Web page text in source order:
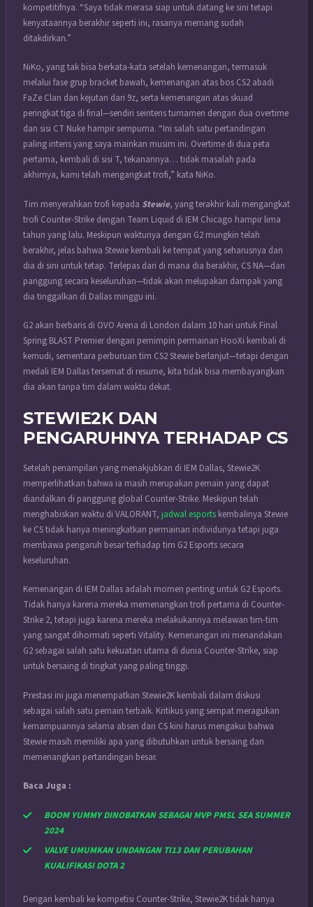
kompetitifnya. “Saya tidak merasa siap untuk datang ke sini tetapi
kenyataannya berakhir seperti ini, rasanya memang sudah
ditakdirkan.”
NiKo, yang tak bisa berkata-kata setelah kemenangan, termasuk
melalui fase grup bracket bawah, kemenangan atas bos CS2 abadi
FaZe Clan dan kejutan dari 9z, serta kemenangan atas skuad
peringkat tiga di final—sendiri seintens turnamen dengan dua overtime
dan sisi CT Nuke hampir sempurna. “Ini salah satu pertandingan
paling intens yang saya mainkan musim ini. Overtime di dua peta
pertama, kembali di sisi T, tekanannya… tidak masalah pada
akhirnya, kami telah mengangkat trofi,” kata NiKo.
Tim menyerahkan trofi kepada Stewie, yang terakhir kali mengangkat
trofi Counter-Strike dengan Team Liquid di IEM Chicago hampir lima
tahun yang lalu. Meskipun waktunya dengan G2 mungkin telah
berakhir, jelas bahwa Stewie kembali ke tempat yang seharusnya dan
dia di sini untuk tetap. Terlepas dari di mana dia berakhir, CS NA—dan
panggung secara keseluruhan—tidak akan melupakan dampak yang
dia tinggalkan di Dallas minggu ini.
G2 akan berbaris di OVO Arena di London dalam 10 hari untuk Final
Spring BLAST Premier dengan pemimpin permainan HooXi kembali di
kemudi, sementara perburuan tim CS2 Stewie berlanjut—tetapi dengan
medali IEM Dallas tersemat di resume, kita tidak bisa membayangkan
dia akan tanpa tim dalam waktu dekat.
STEWIE2K DAN
PENGARUHNYA TERHADAP CS
Setelah penampilan yang menakjubkan di IEM Dallas, Stewie2K
memperlihatkan bahwa ia masih merupakan pemain yang dapat
diandalkan di panggung global Counter-Strike. Meskipun telah
menghabiskan waktu di VALORANT, jadwal esports kembalinya Stewie
ke CS tidak hanya meningkatkan permainan individunya tetapi juga
membawa pengaruh besar terhadap tim G2 Esports secara
keseluruhan.
Kemenangan di IEM Dallas adalah momen penting untuk G2 Esports.
Tidak hanya karena mereka memenangkan trofi pertama di Counter-
Strike 2, tetapi juga karena mereka melakukannya melawan tim-tim
yang sangat dihormati seperti Vitality. Kemenangan ini menandakan
G2 sebagai salah satu kekuatan utama di dunia Counter-Strike, siap
untuk bersaing di tingkat yang paling tinggi.
Prestasi ini juga menempatkan Stewie2K kembali dalam diskusi
sebagai salah satu pemain terbaik. Kritikus yang sempat meragukan
kemampuannya selama absen dari CS kini harus mengakui bahwa
Stewie masih memiliki apa yang dibutuhkan untuk bersaing dan
memenangkan pertandingan besar.
Baca Juga :
BOOM YUMMY DINOBATKAN SEBAGAI MVP PMSL SEA SUMMER
2024
VALVE UMUMKAN UNDANGAN TI13 DAN PERUBAHAN
KUALIFIKASI DOTA 2
Dengan kembali ke kompetisi Counter-Strike, Stewie2K tidak hanya